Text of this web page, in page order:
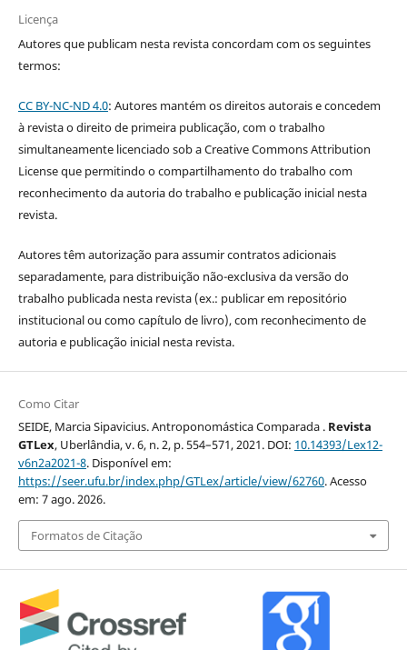
Licença
Autores que publicam nesta revista concordam com os seguintes
termos:
CC BY-NC-ND 4.0: Autores mantém os direitos autorais e concedem
à revista o direito de primeira publicação, com o trabalho
simultaneamente licenciado sob a Creative Commons Attribution
License que permitindo o compartilhamento do trabalho com
reconhecimento da autoria do trabalho e publicação inicial nesta
revista.
Autores têm autorização para assumir contratos adicionais
separadamente, para distribuição não-exclusiva da versão do
trabalho publicada nesta revista (ex.: publicar em repositório
institucional ou como capítulo de livro), com reconhecimento de
autoria e publicação inicial nesta revista.
Como Citar
SEIDE, Marcia Sipavicius. Antroponomástica Comparada . Revista
GTLex, Uberlândia, v. 6, n. 2, p. 554–571, 2021. DOI: 10.14393/Lex12-
v6n2a2021-8. Disponível em:
https://seer.ufu.br/index.php/GTLex/article/view/62760. Acesso
em: 7 ago. 2026.
Formatos de Citação